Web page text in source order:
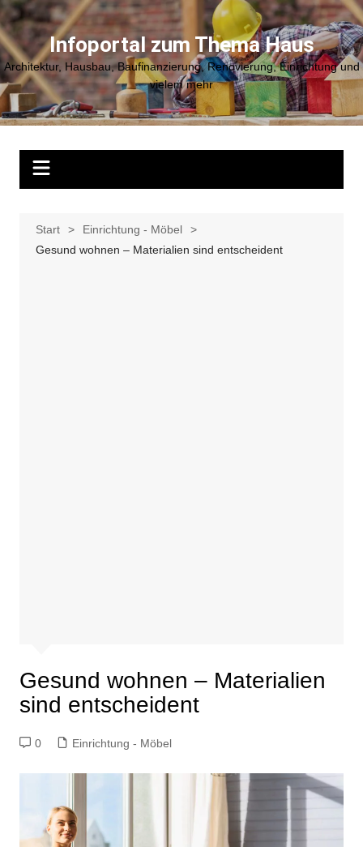
Zum
Inhalt
springenInfoportal zum Thema Haus
Architektur, Hausbau, Baufinanzierung, Renovierung, Einrichtung und
vielem mehr
Start
Einrichtung - Möbel
Gesund wohnen – Materialien sind entscheident
Gesund wohnen – Materialien
sind entscheident
0 Einrichtung - Möbel